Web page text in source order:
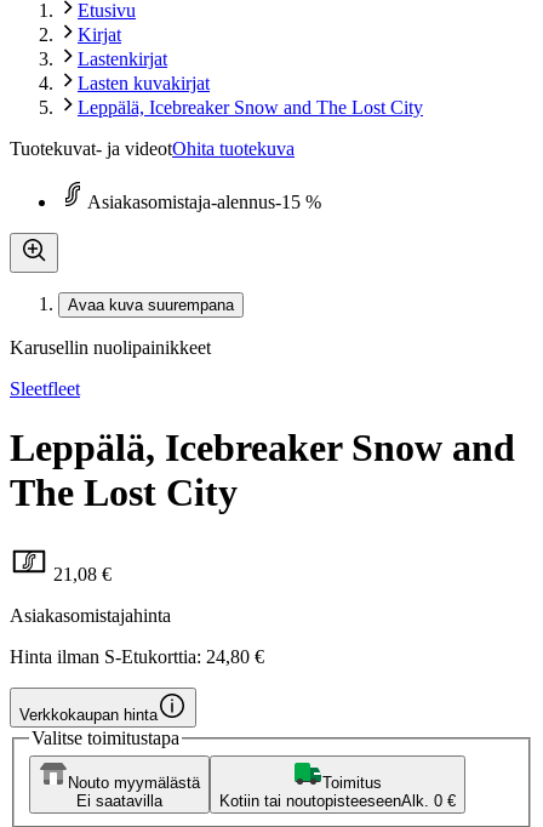
Etusivu
Kirjat
Lastenkirjat
Lasten kuvakirjat
Leppälä, Icebreaker Snow and The Lost City
Tuotekuvat- ja videotOhita tuotekuva
Asiakasomistaja-alennus-15 %
Avaa kuva suurempana
Karusellin nuolipainikkeet
Sleetfleet
Leppälä, Icebreaker Snow and
The Lost City
21,08 €
Asiakasomistajahinta
Hinta ilman S-Etukorttia: 24,80 €
Verkkokaupan hinta
Valitse toimitustapa
Nouto myymälästä
Ei saatavilla
Toimitus
Kotiin tai noutopisteeseenAlk. 0 €